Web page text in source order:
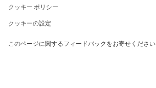
クッキー ポリシー
クッキーの設定
このページに関するフィードバックをお寄せください